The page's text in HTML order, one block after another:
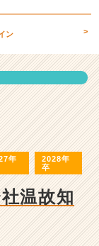
ン >
年
2028年
卒
温故知